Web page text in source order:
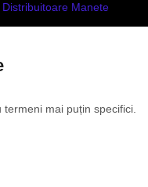
Distribuitoare Manete
mai puțin specifici.